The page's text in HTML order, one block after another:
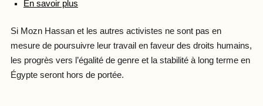
En savoir plus
Si Mozn Hassan et les autres activistes ne sont pas en
mesure de poursuivre leur travail en faveur des droits humains,
les progrès vers l’égalité de genre et la stabilité à long terme en
Égypte seront hors de portée.